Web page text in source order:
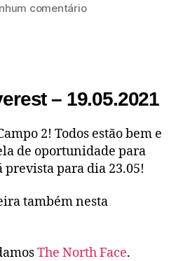
comentário
– 19.05.2021
2! Todos estão bem e
de oportunidade para
prevista para dia 23.05!
também nesta
The North Face.